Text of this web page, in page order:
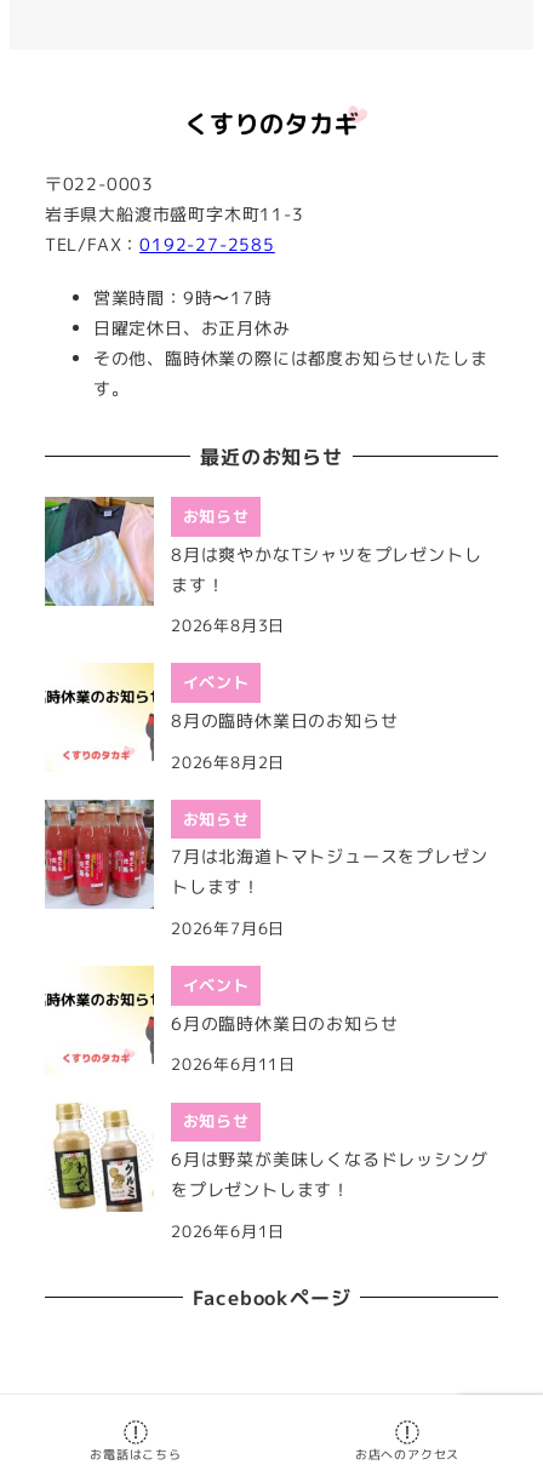
〒022-0003
岩手県大船渡市盛町字木町11-3
TEL/FAX：0192-27-2585
営業時間：9時〜17時
日曜定休日、お正月休み
その他、臨時休業の際には都度お知らせいたしま
す。
最近のお知らせ
お知らせ
8月は爽やかなTシャツをプレゼントし
ます！
2026年8月3日
イベント
8月の臨時休業日のお知らせ
2026年8月2日
お知らせ
7月は北海道トマトジュースをプレゼン
トします！
2026年7月6日
イベント
6月の臨時休業日のお知らせ
2026年6月11日
お知らせ
6月は野菜が美味しくなるドレッシング
をプレゼントします！
2026年6月1日
Facebookページ
Copyright 2019 くすりのタカギ
お電話はこちら お店へのアクセス